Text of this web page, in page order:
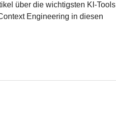
über die wichtigsten KI-Tools
Engineering in diesen